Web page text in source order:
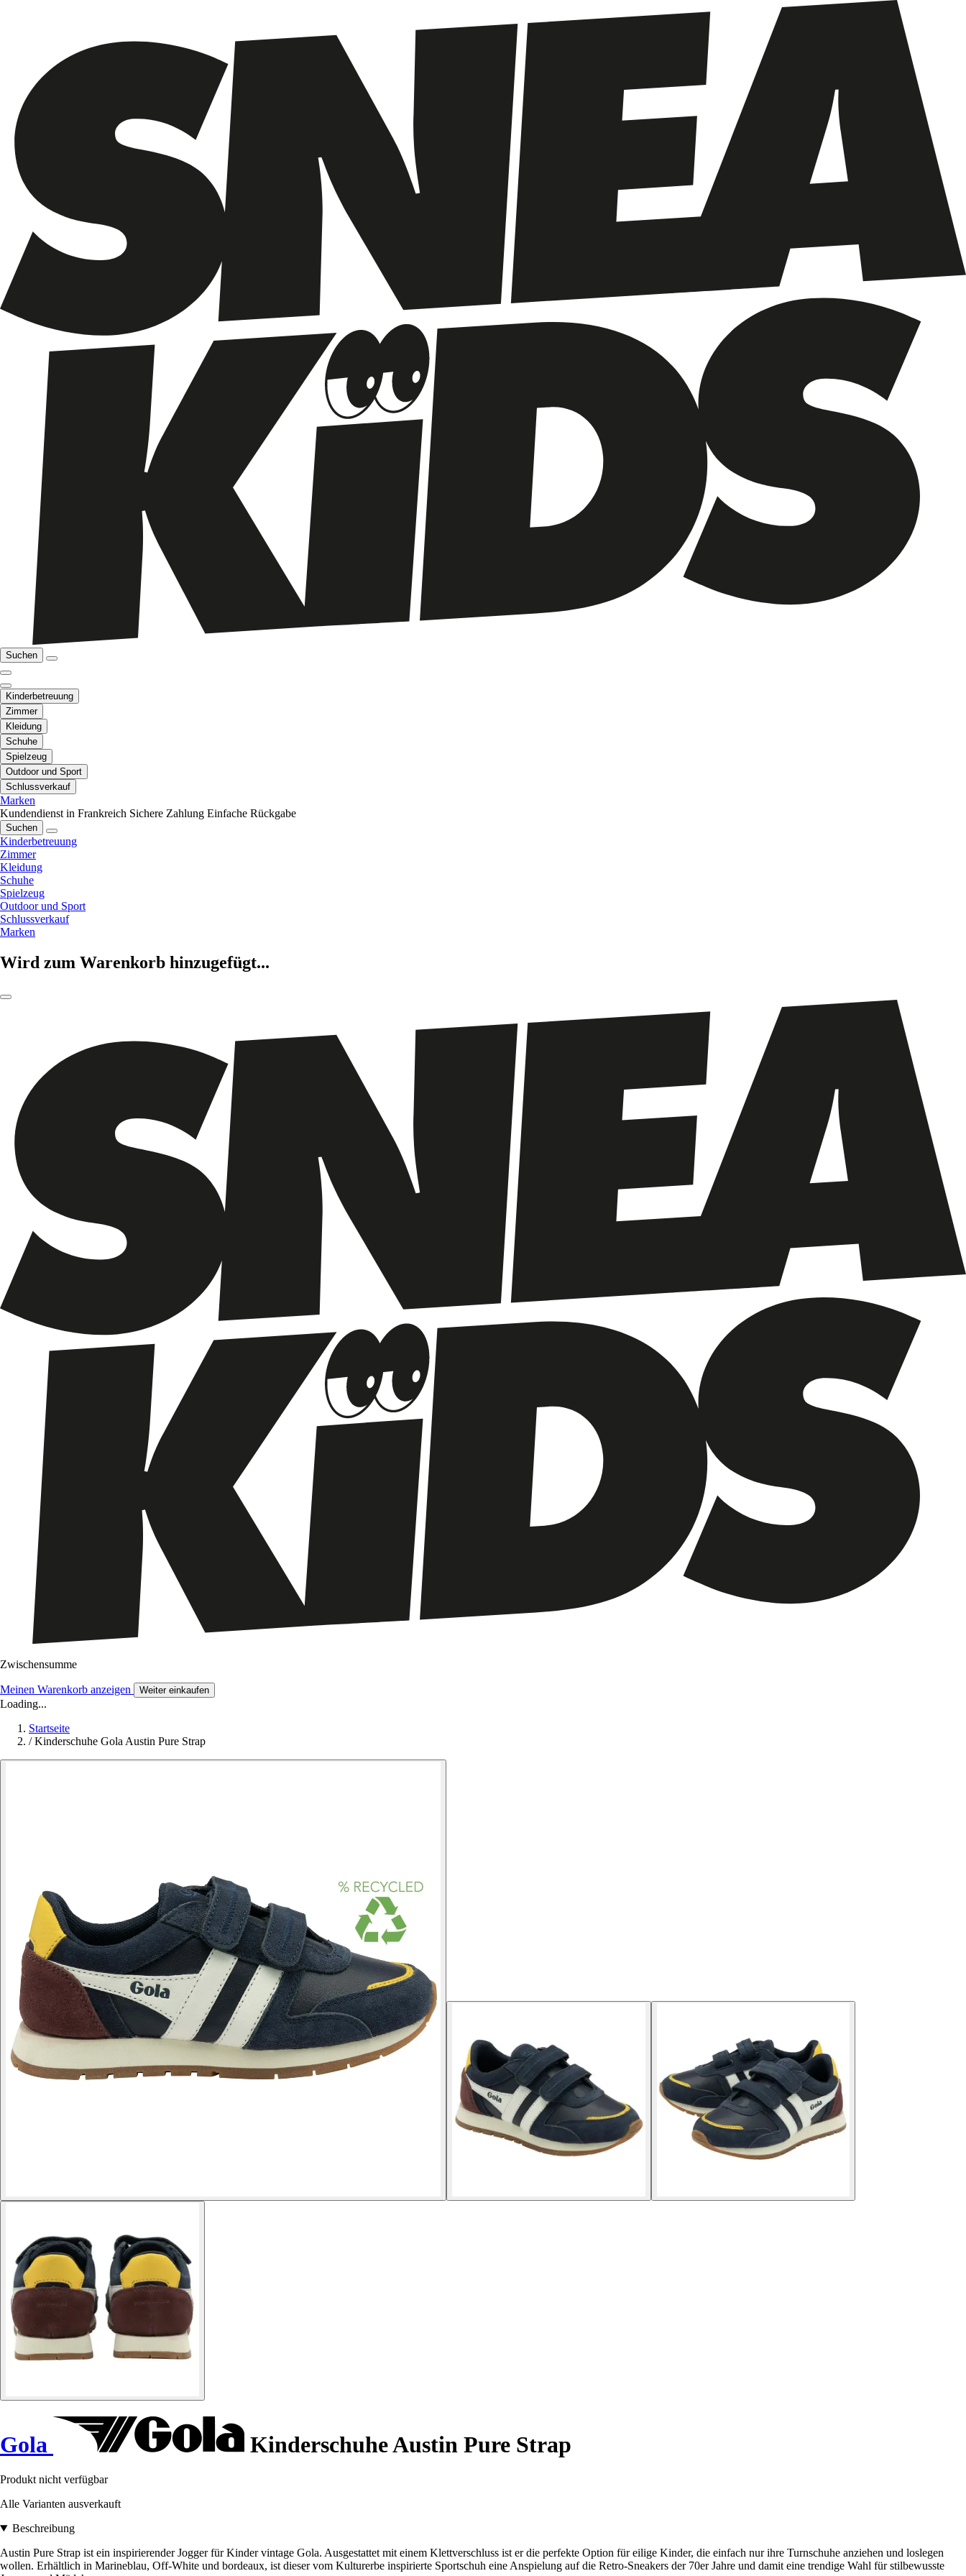
Suchen
Kinderbetreuung
Zimmer
Kleidung
Schuhe
Spielzeug
Outdoor und Sport
Schlussverkauf
Marken
Kundendienst in Frankreich Sichere Zahlung Einfache Rückgabe
Suchen
Kinderbetreuung
Zimmer
Kleidung
Schuhe
Spielzeug
Outdoor und Sport
Schlussverkauf
Marken
Wird zum Warenkorb hinzugefügt...
Zwischensumme
Meinen Warenkorb anzeigen Weiter einkaufen
Loading...
Startseite
/ Kinderschuhe Gola Austin Pure Strap
Gola Kinderschuhe Austin Pure Strap
Produkt nicht verfügbar
Alle Varianten ausverkauft
Beschreibung
Austin Pure Strap ist ein inspirierender Jogger für Kinder vintage Gola. Ausgestattet mit einem Klettverschluss ist er die perfekte Option für eilige Kinder, die einfach nur ihre Turnschuhe anziehen und loslegen
wollen. Erhältlich in Marineblau, Off-White und bordeaux, ist dieser vom Kulturerbe inspirierte Sportschuh eine Anspielung auf die Retro-Sneakers der 70er Jahre und damit eine trendige Wahl für stilbewusste